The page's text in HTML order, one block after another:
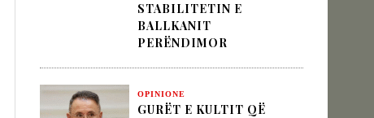
pesha diplomatike e Turqisë
STABILITETIN E
BALLKANIT
PERËNDIMOR
OPINIONE
GURËT E KULTIT QË